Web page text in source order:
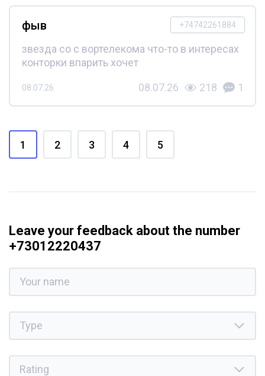
+74742261884
фыв
звезда со с вортелекома что-то в интересах
конторки впарить хочет
08.07.26 08.07.26 218 1
1 2 3 4 5
Leave your feedback about the number
+73012220437